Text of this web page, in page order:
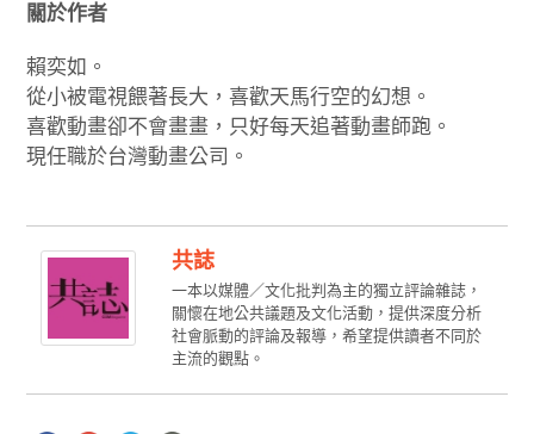
關於作者
賴奕如。
從小被電視餵著長大，喜歡天馬行空的幻想。
喜歡動畫卻不會畫畫，只好每天追著動畫師跑。
現任職於台灣動畫公司。
共誌
一本以媒體／文化批判為主的獨立評論雜誌，
關懷在地公共議題及文化活動，提供深度分析
社會脈動的評論及報導，希望提供讀者不同於
主流的觀點。